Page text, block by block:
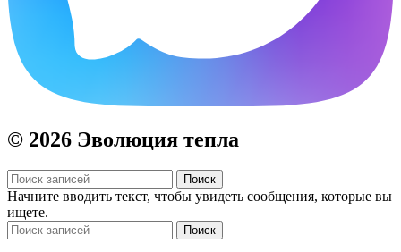
© 2026 Эволюция тепла
Поиск
Начните вводить текст, чтобы увидеть сообщения, которые вы
ищете.
Поиск